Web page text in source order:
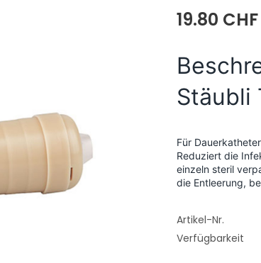
19.80 CHF
Stäubli
Für
Reduziert die
einzeln steril
die Entleerung,
Artikel-Nr.
Verfügbarkeit